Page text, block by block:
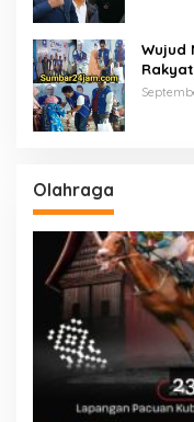
Wujud
Olahraga